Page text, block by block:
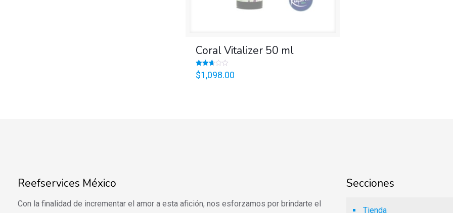
Coral Vitalizer 50 ml
Valorado
en
$1,098.00
Reefservices México
Con la finalidad de incrementar el amor a esta afición, nos esforzamos por brindarte el
Secciones
Tienda